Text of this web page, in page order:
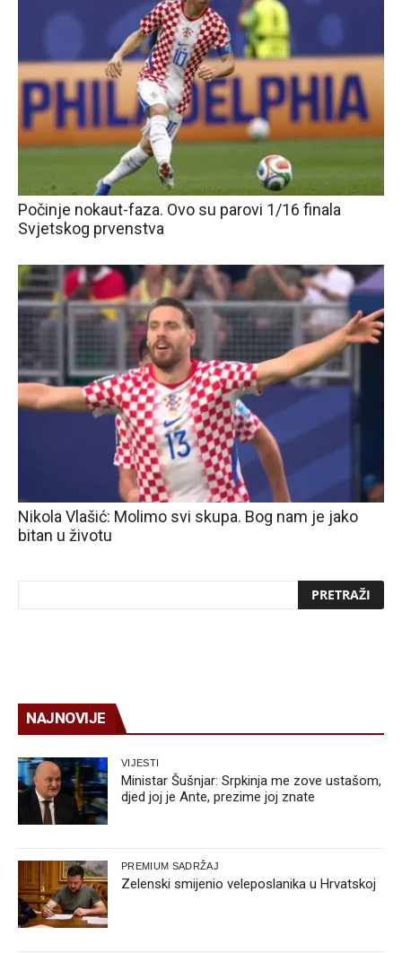
Počinje nokaut-faza. Ovo su parovi 1/16 finala
Svjetskog prvenstva
Nikola Vlašić: Molimo svi skupa. Bog nam je jako
bitan u životu
NAJNOVIJE
VIJESTI
Ministar Šušnjar: Srpkinja me zove ustašom,
djed joj je Ante, prezime joj znate
PREMIUM SADRŽAJ
Zelenski smijenio veleposlanika u Hrvatskoj